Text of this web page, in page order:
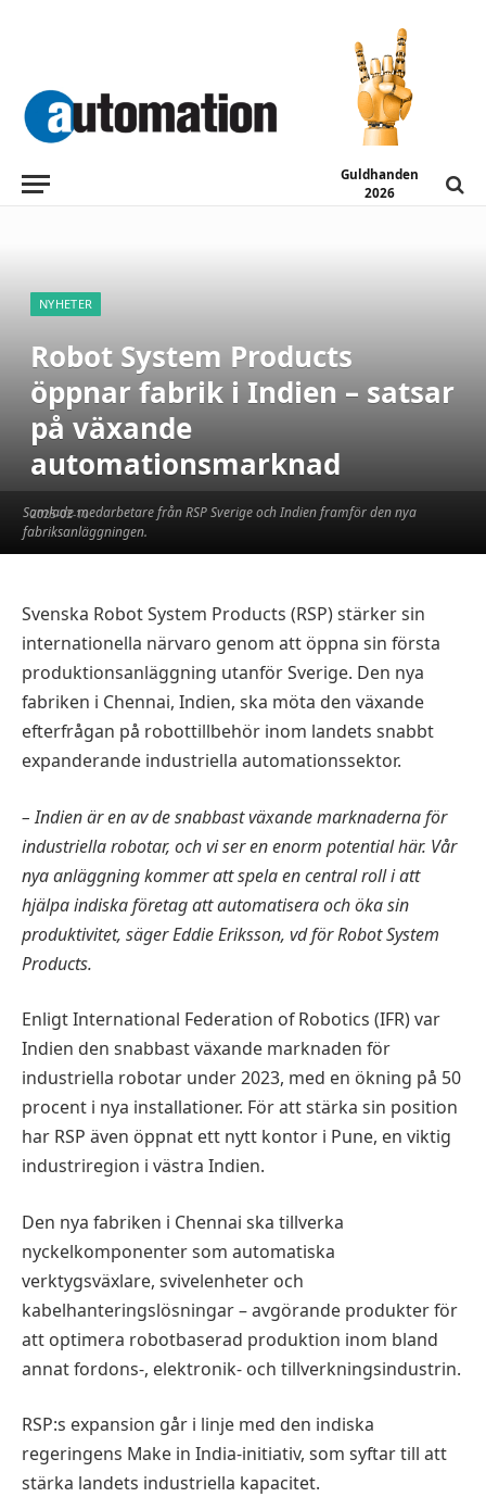
Guldhanden
2026
Samlade medarbetare från RSP Sverige och Indien framför den nya
fabriksanläggningen.
NYHETER
Robot System Products
öppnar fabrik i Indien – satsar
på växande
automationsmarknad
2025-02-10
Svenska Robot System Products (RSP) stärker sin
internationella närvaro genom att öppna sin första
produktionsanläggning utanför Sverige. Den nya
fabriken i Chennai, Indien, ska möta den växande
efterfrågan på robottillbehör inom landets snabbt
expanderande industriella automationssektor.
– Indien är en av de snabbast växande marknaderna för
industriella robotar, och vi ser en enorm potential här. Vår
nya anläggning kommer att spela en central roll i att
hjälpa indiska företag att automatisera och öka sin
produktivitet, säger Eddie Eriksson, vd för Robot System
Products.
Enligt International Federation of Robotics (IFR) var
Indien den snabbast växande marknaden för
industriella robotar under 2023, med en ökning på 50
procent i nya installationer. För att stärka sin position
har RSP även öppnat ett nytt kontor i Pune, en viktig
industriregion i västra Indien.
Den nya fabriken i Chennai ska tillverka
nyckelkomponenter som automatiska
verktygsväxlare, svivelenheter och
kabelhanteringslösningar – avgörande produkter för
att optimera robotbaserad produktion inom bland
annat fordons-, elektronik- och tillverkningsindustrin.
RSP:s expansion går i linje med den indiska
regeringens Make in India-initiativ, som syftar till att
stärka landets industriella kapacitet.